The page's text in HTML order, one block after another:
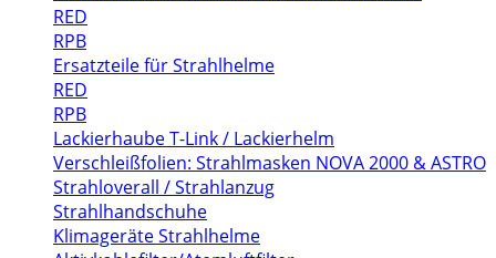
RED
RPB
Ersatzteile für Strahlhelme
RED
RPB
Lackierhaube T-Link / Lackierhelm
Verschleißfolien: Strahlmasken NOVA 2000 & ASTRO
Strahloverall / Strahlanzug
Strahlhandschuhe
Klimageräte Strahlhelme